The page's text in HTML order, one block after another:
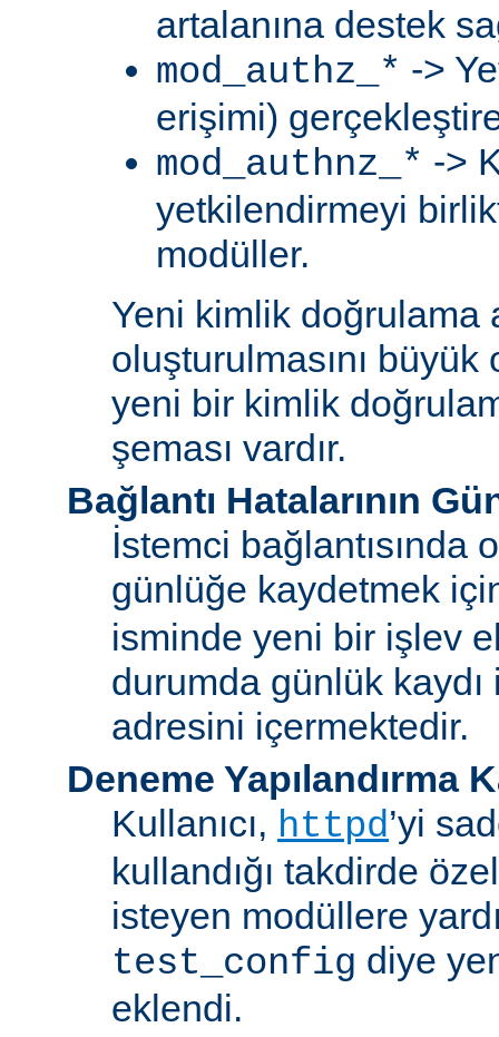
artalanına destek
mod_authz_* ->
erişimi)
mod_authnz_* ->
yetkilendirmeyi
modüller.
Yeni kimlik doğrulama
oluşturulmasını
yeni bir kimlik
şeması vardır.
Bağlantı Hatalarının
İstemci bağlantısında
günlüğe kaydetmek
isminde yeni bir işlev
durumda günlük
adresini içermektedir.
Deneme Yapılandırma
Kullanıcı, httpd’yi
kullandığı takdirde
isteyen modüllere
test_config diye
eklendi.